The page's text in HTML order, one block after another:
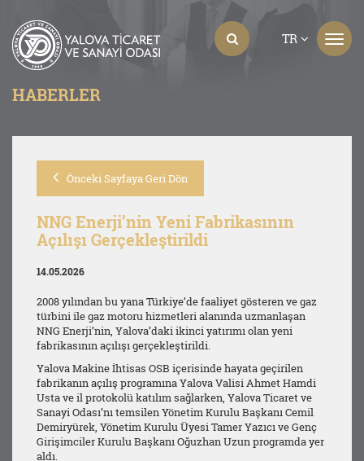
TR
HABERLER
Önceki Sayfaya Geri Dön
NNG Enerji’nin Yeni Fabrikasının
Açılışı Gerçekleştirildi
14.05.2026
2008 yılından bu yana Türkiye’de faaliyet gösteren ve gaz
türbini ile gaz motoru hizmetleri alanında uzmanlaşan
NNG Enerji’nin, Yalova’daki ikinci yatırımı olan yeni
fabrikasının açılışı gerçekleştirildi.
Yalova Makine İhtisas OSB içerisinde hayata geçirilen
fabrikanın açılış programına Yalova Valisi Ahmet Hamdi
Usta ve il protokolü katılım sağlarken, Yalova Ticaret ve
Sanayi Odası’nı temsilen Yönetim Kurulu Başkanı Cemil
Demiryürek, Yönetim Kurulu Üyesi Tamer Yazıcı ve Genç
Girişimciler Kurulu Başkanı Oğuzhan Uzun programda yer
aldı.